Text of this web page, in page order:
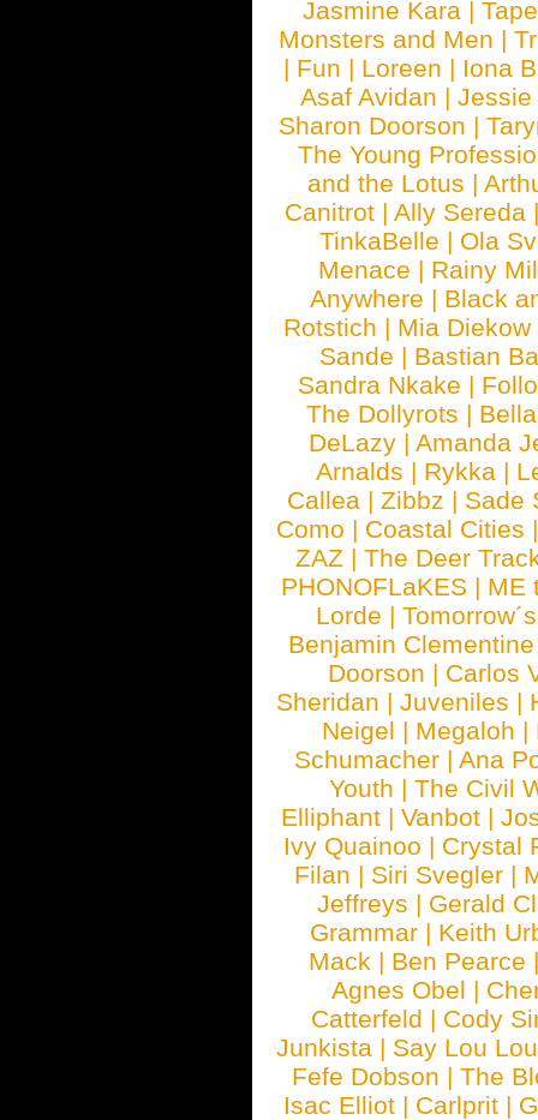
Jasmine Kara |
Monsters and Men |
| Fun | Loreen | Iona
Asaf Avidan |Jessie
Sharon Doorson |
The Young
and the Lotus |
Canitrot |Ally Sereda
TinkaBelle | Ola
Menace | Rainy
Anywhere | Black
Rotstich | Mia Diekow
Sande | Bastian
Sandra Nkake |
The Dollyrots |
DeLazy | Amanda
Arnalds | Rykka |
Callea | Zibbz | Sade
Como | Coastal Cities
ZAZ |The Deer
PHONOFLaKES | ME
Lorde |
Benjamin Clementine
Doorson | Carlos
Sheridan |Juveniles |
Neigel | Megaloh |
Schumacher |Ana
Youth | The Civil
Elliphant | Vanbot |
Ivy Quainoo | Crystal
Filan | Siri Svegler |
Jeffreys | Gerald
Grammar | Keith
Mack | Ben Pearce
Agnes Obel |
Catterfeld | Cody
Junkista | Say Lou Lou
Fefe Dobson | The
Isac Elliot | Carlprit |